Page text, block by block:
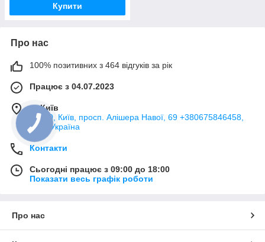
Купити
Про нас
100% позитивних з 464 відгуків за рік
Працює з 04.07.2023
м. Київ
02130, Київ, просп. Алішера Навої, 69 +380675846458,
Київ, Україна
Контакти
Сьогодні працює з 09:00 до 18:00
Показати весь графік роботи
Про нас